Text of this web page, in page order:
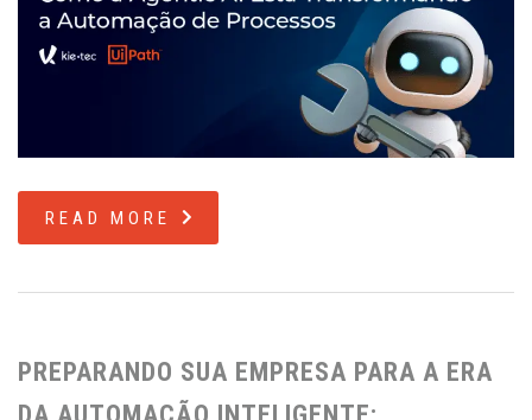
READ MORE
PREPARANDO SUA EMPRESA PARA A ERA